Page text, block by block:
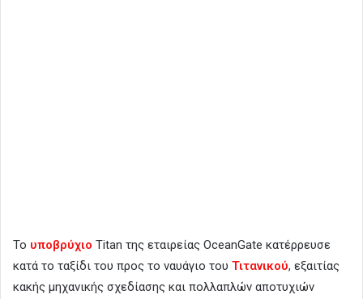
Το υποβρύχιο Titan της εταιρείας OceanGate κατέρρευσε
κατά το ταξίδι του προς το ναυάγιο του Τιτανικού, εξαιτίας
κακής μηχανικής σχεδίασης και πολλαπλών αποτυχιών